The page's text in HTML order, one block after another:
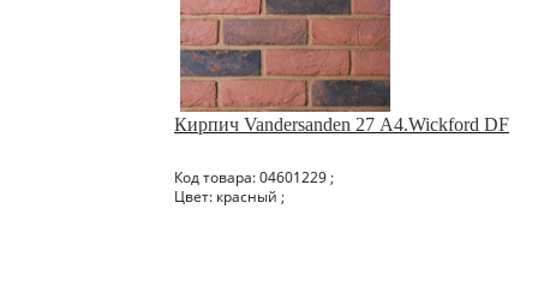
Кирпич Vandersanden 27 А4.Wickford DF
Код товара: 04601229 ;
Цвет: красный ;